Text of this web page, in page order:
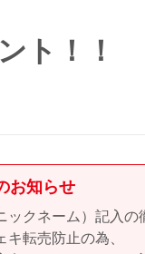
ント！！
お知らせ
ックネーム）記入の
転売防止の為、